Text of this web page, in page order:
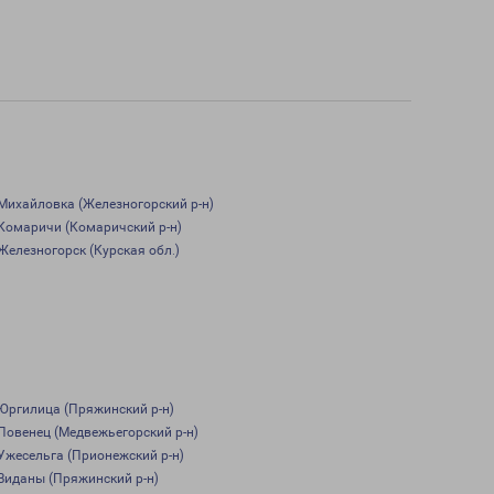
(Железногорский р-н)
(Комаричский р-н)
(Курская обл.)
(Пряжинский р-н)
(Медвежьегорский р-н)
(Прионежский р-н)
(Пряжинский р-н)